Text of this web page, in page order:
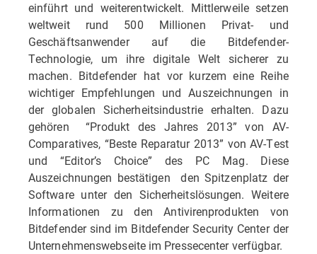
einführt und weiterentwickelt. Mittlerweile setzen
weltweit rund 500 Millionen Privat- und
Geschäftsanwender auf die Bitdefender-
Technologie, um ihre digitale Welt sicherer zu
machen. Bitdefender hat vor kurzem eine Reihe
wichtiger Empfehlungen und Auszeichnungen in
der globalen Sicherheitsindustrie erhalten. Dazu
gehören “Produkt des Jahres 2013” von AV-
Comparatives, “Beste Reparatur 2013” von AV-Test
und “Editor’s Choice” des PC Mag. Diese
Auszeichnungen bestätigen den Spitzenplatz der
Software unter den Sicherheitslösungen. Weitere
Informationen zu den Antivirenprodukten von
Bitdefender sind im Bitdefender Security Center der
Unternehmenswebseite im Pressecenter verfügbar.